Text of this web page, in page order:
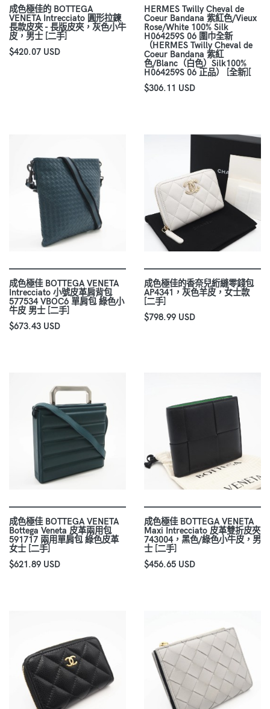
成色極佳的 BOTTEGA
VENETA Intrecciato 圓形拉鍊
長款皮夾 - 長版皮夾，灰色小牛
皮，男士 [二手]
$420.07 USD
HERMES Twilly Cheval de
Coeur Bandana 紫紅色/Vieux
Rose/White 100% Silk
H064259S 06 圍巾全新
（HERMES Twilly Cheval de
Coeur Bandana 紫紅
色/Blanc（白色）Silk100%
H064259S 06 正品） [全新][
$306.11 USD
成色極佳 BOTTEGA VENETA
Intrecciato 小號皮革肩背包
577534 VBOC6 單肩包 綠色小
牛皮 男士 [二手]
$673.43 USD
成色極佳的香奈兒絎縫零錢包
AP4341，灰色羊皮，女士款
[二手]
$798.99 USD
成色極佳 BOTTEGA VENETA
Bottega Veneta 皮革兩用包
591717 兩用單肩包 綠色皮革
女士 [二手]
$621.89 USD
成色極佳 BOTTEGA VENETA
Maxi Intrecciato 皮革雙折皮夾
743004，黑色/綠色小牛皮，男
士 [二手]
$456.65 USD